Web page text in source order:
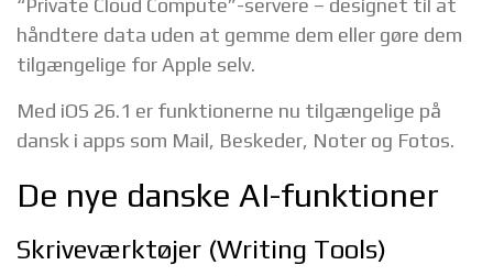
håndtere data uden at gemme dem eller gøre dem
tilgængelige for Apple selv.
Med iOS 26.1 er funktionerne nu tilgængelige på
dansk i apps som Mail, Beskeder, Noter og Fotos.
De nye danske AI-funktioner
Skriveværktøjer (Writing Tools)